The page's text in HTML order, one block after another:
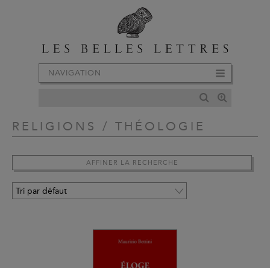
NAVIGATION
RELIGIONS / THÉOLOGIE
AFFINER LA RECHERCHE